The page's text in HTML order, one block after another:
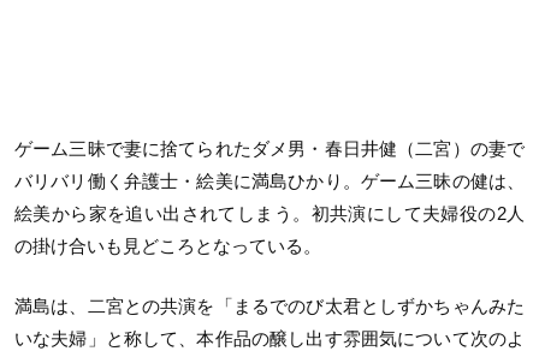
ゲーム三昧で妻に捨てられたダメ男・春日井健（二宮）の妻で
バリバリ働く弁護士・絵美に満島ひかり。ゲーム三昧の健は、
絵美から家を追い出されてしまう。初共演にして夫婦役の2人
の掛け合いも見どころとなっている。
満島は、二宮との共演を「まるでのび太君としずかちゃんみた
いな夫婦」と称して、本作品の醸し出す雰囲気について次のよ